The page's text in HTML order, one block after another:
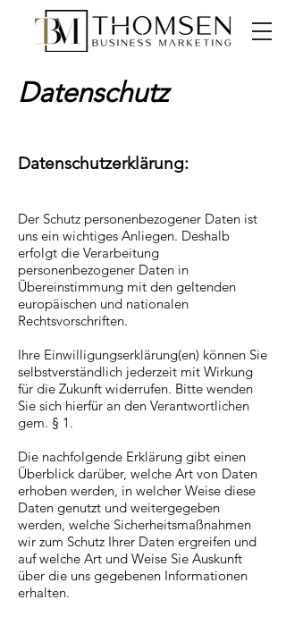
Datenschutz
Datenschutzerklärung:
Der Schutz personenbezogener Daten ist
uns ein wichtiges Anliegen. Deshalb
erfolgt die Verarbeitung
personenbezogener Daten in
Übereinstimmung mit den geltenden
europäischen und nationalen
Rechtsvorschriften.
Ihre Einwilligungserklärung(en) können Sie
selbstverständlich jederzeit mit Wirkung
für die Zukunft widerrufen. Bitte wenden
Sie sich hierfür an den Verantwortlichen
gem. § 1.
Die nachfolgende Erklärung gibt einen
Überblick darüber, welche Art von Daten
erhoben werden, in welcher Weise diese
Daten genutzt und weitergegeben
werden, welche Sicherheitsmaßnahmen
wir zum Schutz Ihrer Daten ergreifen und
auf welche Art und Weise Sie Auskunft
über die uns gegebenen Informationen
erhalten.